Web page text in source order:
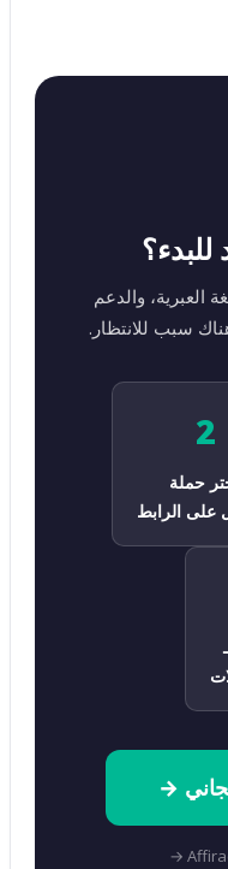
العبرية، والدعم
سبب للانتظار.
2
حملة
على الرابط
→